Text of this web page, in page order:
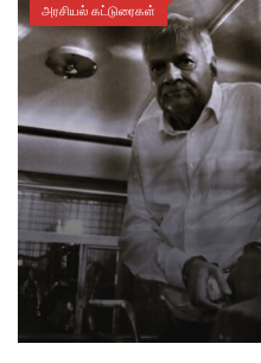
அரசியல் கட்டுரைகள்